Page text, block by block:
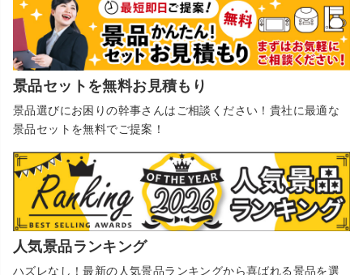
景品セットを無料お見積もり
景品選びにお困りの幹事さんはご相談ください！貴社に最適な
景品セットを無料でご提案！
人気景品ランキング
ハズレなし！最新の人気景品ランキングから喜ばれる景品を選